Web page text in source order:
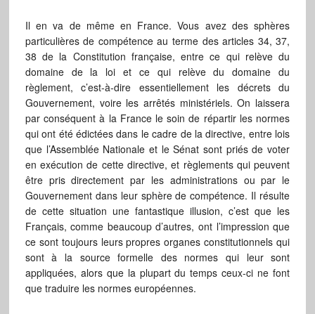
Il en va de même en France. Vous avez des sphères
particulières de compétence au terme des articles 34, 37,
38 de la Constitution française, entre ce qui relève du
domaine de la loi et ce qui relève du domaine du
règlement, c’est-à-dire essentiellement les décrets du
Gouvernement, voire les arrêtés ministériels. On laissera
par conséquent à la France le soin de répartir les normes
qui ont été édictées dans le cadre de la directive, entre lois
que l’Assemblée Nationale et le Sénat sont priés de voter
en exécution de cette directive, et règlements qui peuvent
être pris directement par les administrations ou par le
Gouvernement dans leur sphère de compétence. Il résulte
de cette situation une fantastique illusion, c’est que les
Français, comme beaucoup d’autres, ont l’impression que
ce sont toujours leurs propres organes constitutionnels qui
sont à la source formelle des normes qui leur sont
appliquées, alors que la plupart du temps ceux-ci ne font
que traduire les normes européennes.